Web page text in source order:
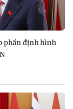
phần định hình